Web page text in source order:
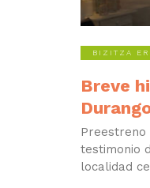
BIZITZA
Breve
Preestreno
testimonio
localidad